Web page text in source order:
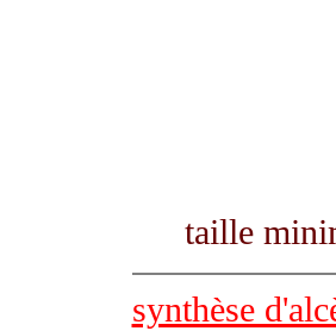
taille
synthèse